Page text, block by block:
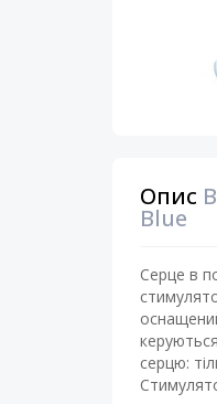
Опис
Blue
Серце в
серцю: